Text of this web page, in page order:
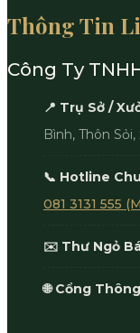
Thông Tin
Công Ty
📍 Trụ Sở /
Bình, Thôn
📞 Hotline
081 3131 555
✉️ Thư Ngỏ
🌐 Cổng